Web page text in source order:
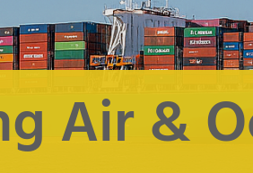
Air &